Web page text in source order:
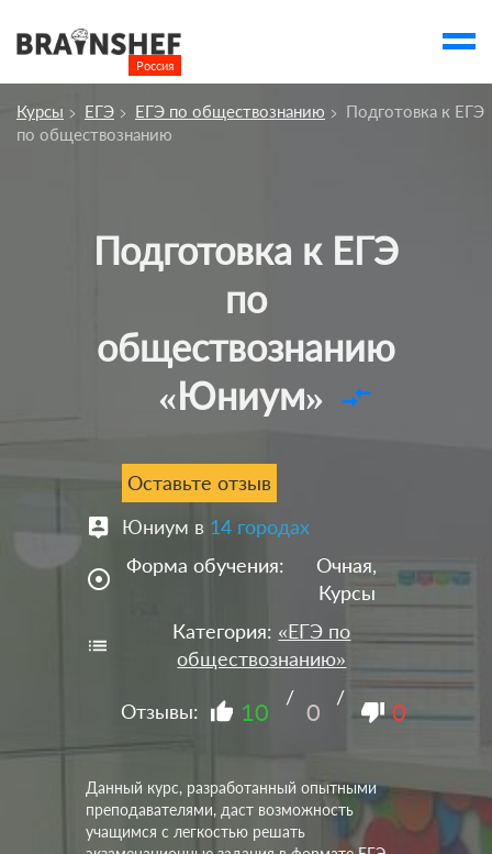
Россия
account_balance Выбор компании
Курсы ЕГЭ ЕГЭ по обществознанию
Подготовка к ЕГЭ
по обществознанию
Подготовка к ЕГЭ
по
обществознанию
«Юниум» compare_arrows
Юниум в 14 городах
adjust
Форма обучения:
Очная,
Курсы
Категория: «ЕГЭ по
обществознанию»
Отзывы: 10 / 0 / 0
Оставьте отзыв
Данный курс, разработанный опытными
преподавателями, даст возможность
учащимся с легкостью решать